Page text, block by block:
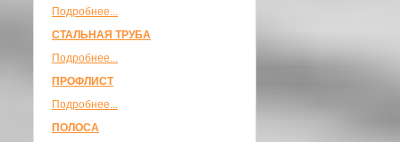
Подробнее...
СТАЛЬНАЯ ТРУБА
Подробнее...
ПРОФЛИСТ
Подробнее...
ПОЛОСА